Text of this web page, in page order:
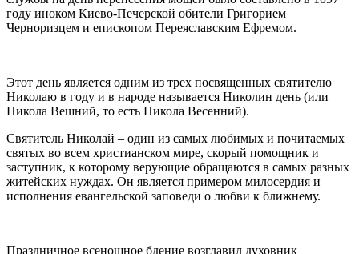
году иноком Киево-Печерской обители Григорием
Черноризцем и епископом Переяславским Ефремом.
Этот день является одним из трех посвященных святителю
Николаю в году и в народе называется Николин день (или
Никола Вешний, то есть Никола Весенний).
Святитель Николай – один из самых любимых и почитаемых
святых во всем христианском мире, скорый помощник и
заступник, к которому верующие обращаются в самых разных
житейских нуждах. Он является примером милосердия и
исполнения евангельской заповеди о любви к ближнему.
Праздничное всенощное бдение возглавил духовник